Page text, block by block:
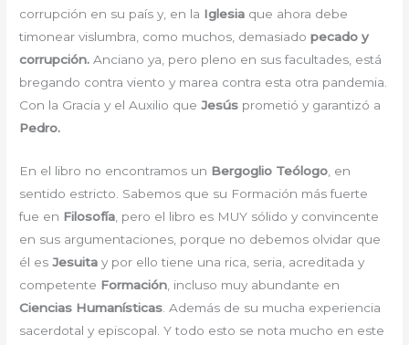
corrupción en su país y, en la Iglesia que ahora debe
timonear vislumbra, como muchos, demasiadopecado y
corrupción.Anciano ya, pero pleno en sus facultades, está
bregando contra viento y marea contra esta otra pandemia.
Con la Gracia y el Auxilio queJesús prometió y garantizó a
Pedro.
En el libro no encontramos un Bergoglio Teólogo, en
sentido estricto. Sabemos que su Formación más fuerte
fue en Filosofía, pero el libro es MUY sólido y convincente
en sus argumentaciones, porque no debemos olvidar que
él esJesuita y por ello tiene una rica, seria, acreditada y
competente Formación, incluso muy abundante en
Ciencias Humanísticas. Además de su mucha experiencia
sacerdotal y episcopal. Y todo esto se nota mucho en este